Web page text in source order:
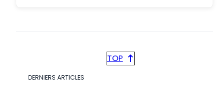
TOP
DERNIERS ARTICLES